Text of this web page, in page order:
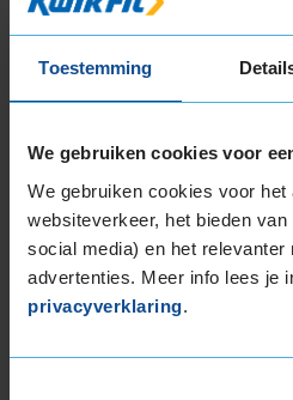
Toestemming
We gebruiken cookies voor
We gebruiken cookies voor
websiteverkeer, het bieden
social media) en het relevanter
advertenties. Meer info lees je
privacyverklaring.
18-inch banden
225/40R18 92Y EXTRALOAD
225/40R18 92Y EXTRALOAD
225/40R19 93W EXTRALOAD
235/35R19 91Y EXTRALOAD
235/35R19 91Y EXTRALOAD
235/50R19 99W